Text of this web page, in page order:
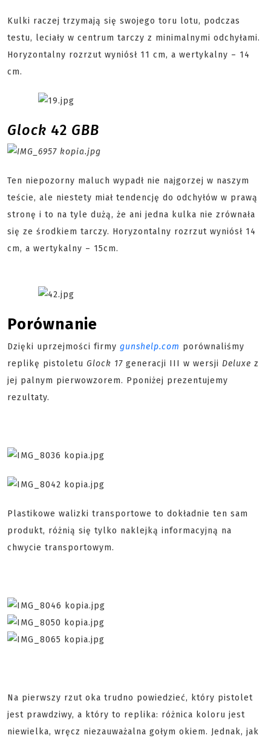
Kulki raczej trzymają się swojego toru lotu, podczas
testu, leciały w centrum tarczy z minimalnymi odchyłami.
Horyzontalny rozrzut wyniósł 11 cm, a wertykalny – 14
cm.
Glock 42 GBB
Ten niepozorny maluch wypadł nie najgorzej w naszym
teście, ale niestety miał tendencję do odchyłów w prawą
stronę i to na tyle dużą, że ani jedna kulka nie zrównała
się ze środkiem tarczy. Horyzontalny rozrzut wyniósł 14
cm, a wertykalny – 15cm.
Porównanie
Dzięki uprzejmości firmy gunshelp.com porównaliśmy
replikę pistoletu Glock 17 generacji III w wersji Deluxe z
jej palnym pierwowzorem. Pponiżej prezentujemy
rezultaty.
Plastikowe walizki transportowe to dokładnie ten sam
produkt, różnią się tylko naklejką informacyjną na
chwycie transportowym.
Na pierwszy rzut oka trudno powiedzieć, który pistolet
jest prawdziwy, a który to replika: różnica koloru jest
niewielka, wręcz niezauważalna gołym okiem. Jednak, jak